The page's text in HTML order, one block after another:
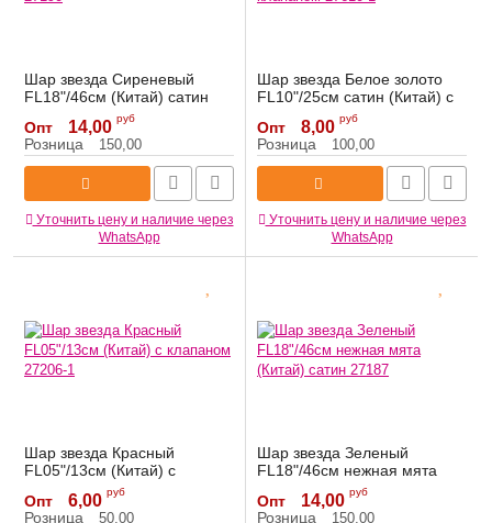
Шар звезда Сиреневый
FL18"/46см (Китай) сатин
Артикул: 27190
Опт 14,00 руб
Розница 150,00
Уточнить цену и наличие через
WhatsApp
Шар звезда Белое золото
FL10"/25см сатин (Китай) с
клапаном 27610-1
Артикул: 27610-1
Опт 8,00 руб
Розница 100,00
Уточнить цену и наличие через
WhatsApp
Шар звезда Красный
FL05"/13см (Китай) с
клапаном 27206-1
Артикул: 27206-1
Опт 6,00 руб
Розница 50,00
Шар звезда Зеленый
FL18"/46см нежная мята
(Китай) сатин 27187
Артикул: 27187
Опт 14,00 руб
Розница 150,00